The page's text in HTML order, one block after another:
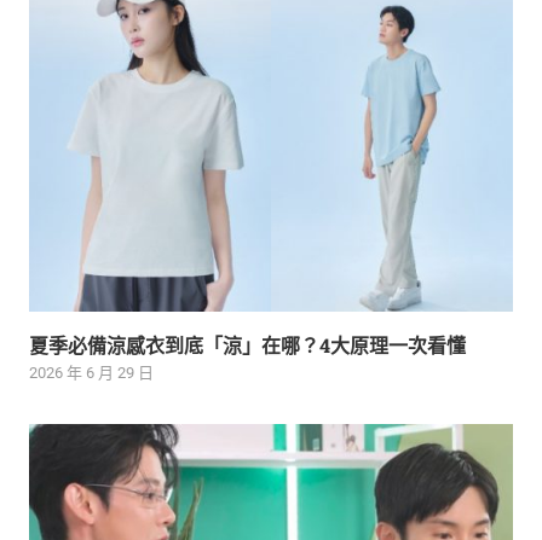
夏季必備涼感衣到底「涼」在哪？4大原理一次看懂
2026 年 6 月 29 日